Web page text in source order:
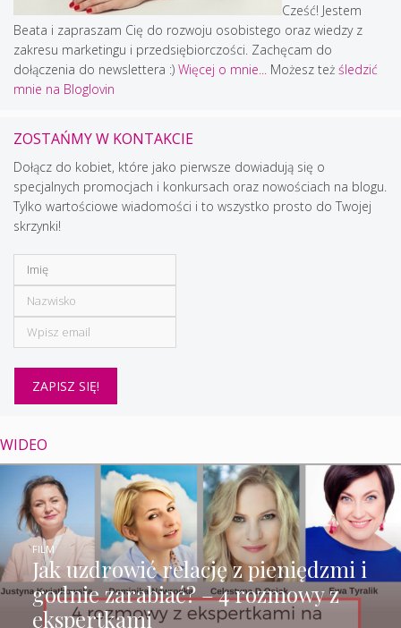
Cześć! Jestem
Beata i zapraszam Cię do rozwoju osobistego oraz wiedzy z
zakresu marketingu i przedsiębiorczości. Zachęcam do
dołączenia do newslettera :) Więcej o mnie... Możesz też śledzić
mnie na Bloglovin
ZOSTAŃMY W KONTAKCIE
Dołącz do kobiet, które jako pierwsze dowiadują się o
specjalnych promocjach i konkursach oraz nowościach na blogu.
Tylko wartościowe wiadomości i to wszystko prosto do Twojej
skrzynki!
WIDEO
Jak uzdrowić relację z pieniędzmi i
godnie zarabiać? – 4 rozmowy z
ekspertkami
FILM